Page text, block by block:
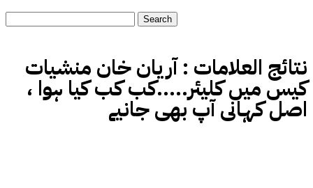
نتائج العلامات :آریان خان منشیات
کیس میں کلیئر.....کب کب کیا ہوا ،
اصل کہانی آپ بھی جانیے